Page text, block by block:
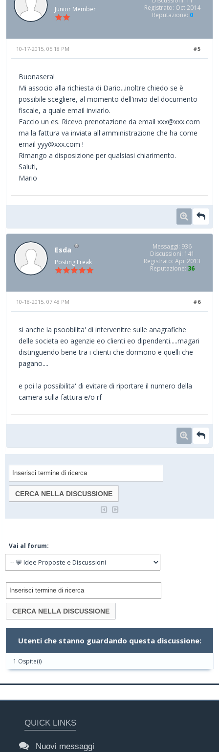
Junior Member
Registrato: Oct 2014
Reputazione: 0
#5
10-17-2015, 05:18 PM
Buonasera!
Mi associo alla richiesta di Dario...inoltre chiedo se è
possibile scegliere, al momento dell'invio del documento
fiscale, a quale email inviarlo.
Faccio un es. Ricevo prenotazione da email xxx@xxx.com
ma la fattura va inviata all'amministrazione che ha come
email yyy@xxx.com !
Rimango a disposizione per qualsiasi chiarimento.
Saluti,
Mario
Esda
Posting Freak
Messaggi: 936
Discussioni: 141
Registrato: Apr 2013
Reputazione: 36
#6
10-18-2015, 07:48 PM
si anche la psoobilita' di intervenitre sulle anagrafiche
delle societa eo agenzie eo clienti eo dipendenti.....magari
distinguendo bene tra i clienti che dormono e quelli che
pagano....
e poi la possibilita' di evitare di riportare il numero della
camera sulla fattura e/o rf
Vai al forum:
Utenti che stanno guardando questa discussione:
1 Ospite(i)
QUICK LINKS
Nuovi messaggi